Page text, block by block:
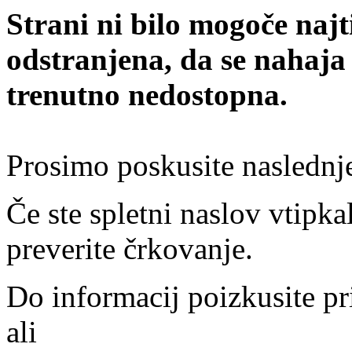
Strani ni bilo mogoče
odstranjena, da se
trenutno nedostopna.
Prosimo poskusite
Če ste spletni naslov
preverite črkovanje.
Do informacij poizkusite
ali